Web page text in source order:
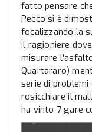
fatto pensare
Pecco si è
focalizzando la
il ragioniere
misurare
Quartararo)
serie di problemi
rosicchiare il
ha vinto 7 gare